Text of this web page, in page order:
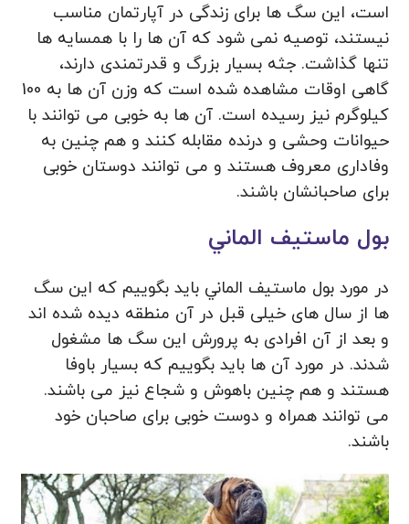
است، این سگ ها برای زندگی در آپارتمان مناسب
نیستند، توصیه نمی شود که آن ها را با همسایه ها
تنها گذاشت. جثه بسیار بزرگ و قدرتمندی دارند،
گاهی اوقات مشاهده شده است که وزن آن ها به 100
کیلوگرم نیز رسیده است. آن ها به خوبی می توانند با
حیوانات وحشی و درنده مقابله کنند و هم چنین به
وفاداری معروف هستند و می توانند دوستان خوبی
برای صاحبانشان باشند.
بول ماستيف الماني
در مورد بول ماستيف الماني باید بگوییم که این سگ
ها از سال های خیلی قبل در آن منطقه دیده شده اند
و بعد از آن افرادی به پرورش این سگ ها مشغول
شدند. در مورد آن ها باید بگوییم که بسیار باوفا
هستند و هم چنین باهوش و شجاع نیز می باشند.
می توانند همراه و دوست خوبی برای صاحبان خود
باشند.